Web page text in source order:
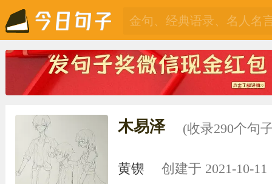
木易泽 (收录290个句
黄锲 创建于 2021-10-11